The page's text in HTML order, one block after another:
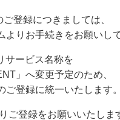
登録につきましては、
りお手続きをお願いし
サービス名称を
」へ変更予定のため、
登録に統一いたします。
ご登録をお願いいたしま